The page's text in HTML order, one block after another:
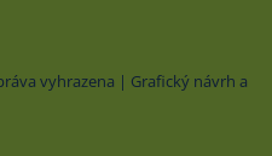
vyhrazena | Grafický návrh a